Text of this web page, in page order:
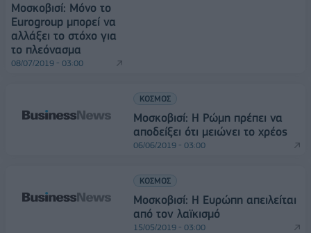
Μοσκοβισί: Μόνο το
Eurogroup μπορεί να
αλλάξει το στόχο για
το πλεόνασμα
08/07/2019 - 03:00
ΚΟΣΜΟΣ
Μοσκοβισί: Η Ρώμη πρέπει να
αποδείξει ότι μειώνει το χρέος
06/06/2019 - 03:00
ΚΟΣΜΟΣ
Μοσκοβισί: Η Ευρώπη απειλείται
από τον λαϊκισμό
15/05/2019 - 03:00